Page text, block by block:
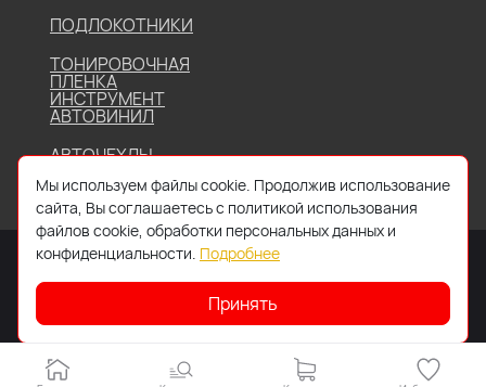
ПОДЛОКОТНИКИ
ТОНИРОВОЧНАЯ
ПЛЕНКА
ИНСТРУМЕНТ
АВТОВИНИЛ
АВТОЧЕХЛЫ
2026 © Все права защищены. Работает наIDIGI
Мы используем файлы cookie. Продолжив использование
сайта, Вы соглашаетесь с политикой использования
файлов cookie, обработки персональных данных и
конфиденциальности. Подробнее
Принять